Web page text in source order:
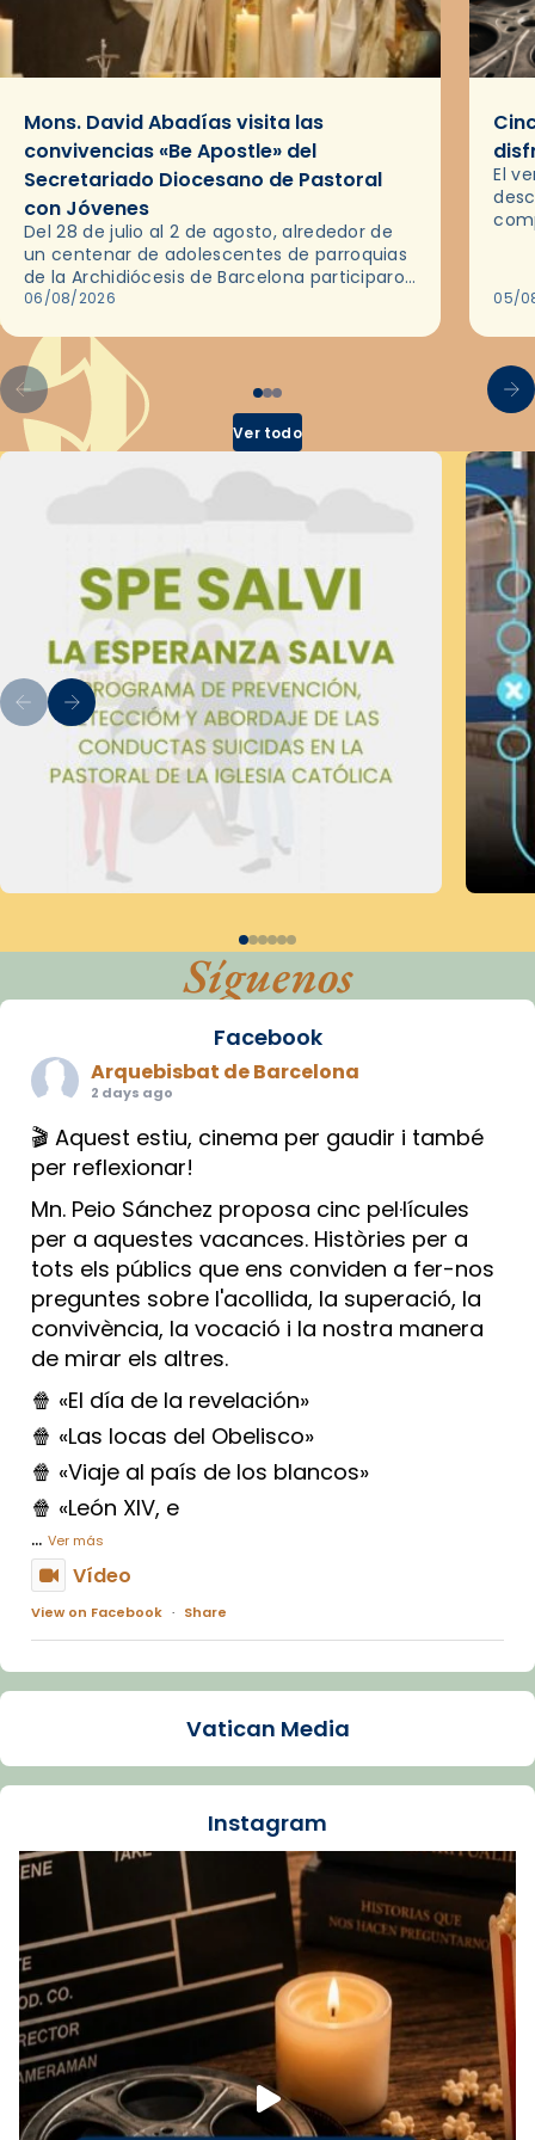
Mons. David Abadías visita las
convivencias «Be Apostle» del
Secretariado Diocesano de Pastoral
con Jóvenes
Del 28 de julio al 2 de agosto, alrededor de
un centenar de adolescentes de parroquias
de la Archidiócesis de Barcelona participaron
en las convivencias Be Apostle, organizadas
06/08/2026
El
05/
Ver todo
Síguenos
Facebook
Arquebisbat de Barcelona
2 days ago
🎬 Aquest estiu, cinema per gaudir i també
per reflexionar!
Mn. Peio Sánchez proposa cinc pel·lícules
per a aquestes vacances. Històries per a
tots els públics que ens conviden a fer-nos
preguntes sobre l'acollida, la superació, la
convivència, la vocació i la nostra manera
de mirar els altres.
🍿 «El día de la revelación»
🍿 «Las locas del Obelisco»
🍿 «Viaje al país de los blancos»
🍿 «León XIV, e
... Ver más
Vídeo
View on Facebook · Share
Arquebisbat de Barcelona
La Carmina va patir depressió. Fa gairebé
dos mesos, a l'Estadi Lluís Companys, la
Recupera l'entrevista comp
Vatican
tican News 👇
www.vaticannews.va/es/iglesia/news/2026-
07/carmina-historia-depresion-papa-viaje-
espana-testimoni...
Foto
View on Facebook · Share
Vatican Media
Instagram